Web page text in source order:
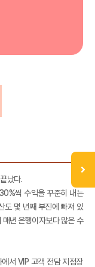
났다.
씩 수익을 꾸준히 내는
도 몇 년째 부진에 빠져 있
매년 은행이자보다 많은 수
에서 VIP 고객 전담 지점장